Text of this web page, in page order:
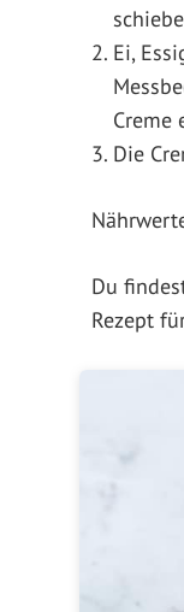
Ei,
Creme
Die
Du
Rezept